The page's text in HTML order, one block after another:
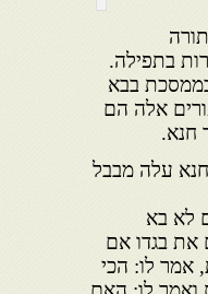
בתפילה.
בבא
אלה הם
חנא.
עלה מבבל
לא בא
את בגדו אם
אמר לו: הכי